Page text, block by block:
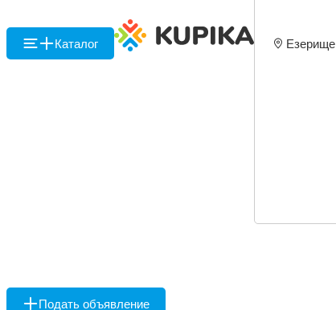
Каталог Езерище
Подать объявление